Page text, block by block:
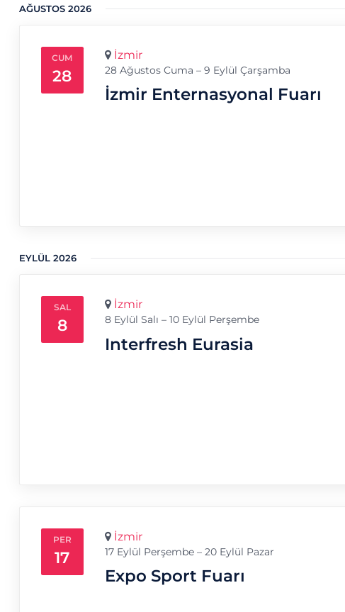
AĞUSTOS 2026
CUM
28 28 Ağustos Cuma – 9 Eylül Çarşamba
İzmir Enternasyonal Fuarı
İzmir
EYLÜL 2026
SAL
8 8 Eylül Salı – 10 Eylül Perşembe
Interfresh Eurasia
İzmir
PER
17 17 Eylül Perşembe – 20 Eylül Pazar
Expo Sport Fuarı
İzmir